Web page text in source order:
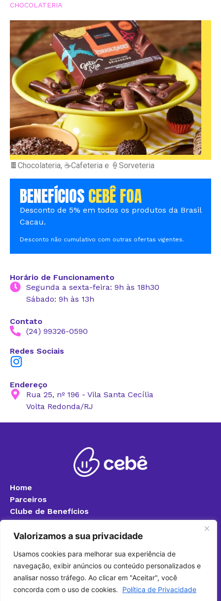
Valorizamos a sua privacidade
Usamos cookies para melhorar sua experiência de
navegação, exibir anúncios ou conteúdo personalizados e
analisar nosso tráfego. Ao clicar em "Aceitar", você
concorda com o uso de cookies.
Política de Privacidade
CHOCOLATERIA
🍫Chocolateria, ☕️Cafeteria e 🍦Sorveteria
BENEFÍCIOSCEBÊ FOA
Desconto de 5% em todos os produtos da Brasil
Cacau.
Desconto não cumulativo com outras ofertas vigentes.
Horário de Funcionamento
Segunda a sexta-feira: 9h às 18h30
Sábado: 9h às 13h
Contato
(24) 99326-0590
Redes Sociais
Endereço
Rua 25, nº 196 - Vila Santa Cecília
Volta Redonda/RJ
Home
Parceiros
Clube de Benefícios
Quero ser parceiro
Fale Conosco
+55 (24) 99317-7888
(24) 3340-8400 (Ramal 8283)